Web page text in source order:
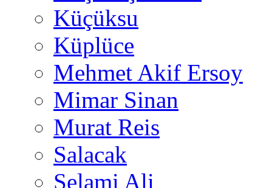
Küçüksu
Küplüce
Mehmet Akif Ersoy
Mimar Sinan
Murat Reis
Salacak
Selami Ali